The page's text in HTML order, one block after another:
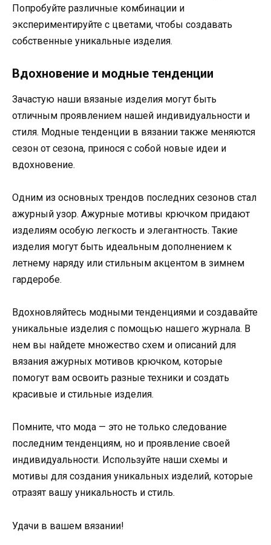
Попробуйте различные комбинации и
экспериментируйте с цветами, чтобы создавать
собственные уникальные изделия.
Вдохновение и модные тенденции
Зачастую наши вязаные изделия могут быть
отличным проявлением нашей индивидуальности и
стиля. Модные тенденции в вязании также меняются
сезон от сезона, принося с собой новые идеи и
вдохновение.
Одним из основных трендов последних сезонов стал
ажурный узор. Ажурные мотивы крючком придают
изделиям особую легкость и элегантность. Такие
изделия могут быть идеальным дополнением к
летнему наряду или стильным акцентом в зимнем
гардеробе.
Вдохновляйтесь модными тенденциями и создавайте
уникальные изделия с помощью нашего журнала. В
нем вы найдете множество схем и описаний для
вязания ажурных мотивов крючком, которые
помогут вам освоить разные техники и создать
красивые и стильные изделия.
Помните, что мода — это не только следование
последним тенденциям, но и проявление своей
индивидуальности. Используйте наши схемы и
мотивы для создания уникальных изделий, которые
отразят вашу уникальность и стиль.
Удачи в вашем вязании!